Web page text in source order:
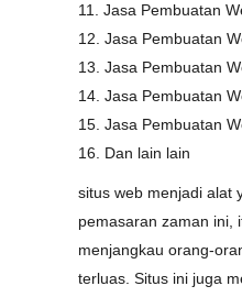
11. Jasa Pembuatan
12. Jasa Pembuatan
13. Jasa Pembuatan
14. Jasa Pembuatan
15. Jasa Pembuatan
16. Dan lain lain
situs web menjadi alat
pemasaran zaman ini,
menjangkau orang-
terluas. Situs ini juga